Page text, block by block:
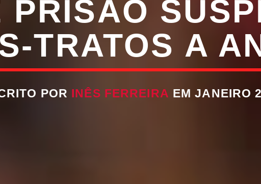
PRISÃO
TRATOS A
POR INÊS FERREIRA EM JANEIRO